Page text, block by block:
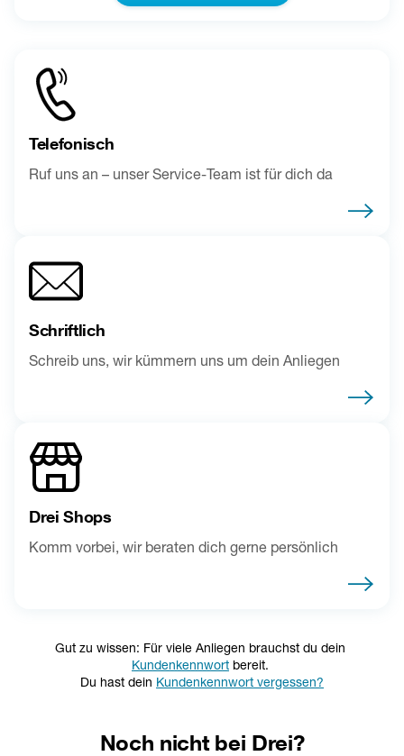
Telefonisch
Ruf uns an – unser Service-Team ist für dich da
Schriftlich
Schreib uns, wir kümmern uns um dein Anliegen
Drei Shops
Komm vorbei, wir beraten dich gerne persönlich
Gut zu wissen: Für viele Anliegen brauchst du dein
Kundenkennwort bereit.
Du hast dein Kundenkennwort vergessen?
Noch nicht bei Drei?